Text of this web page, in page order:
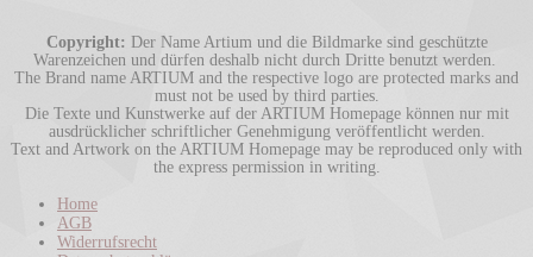
Copyright: Der Name Artium und die Bildmarke sind geschützte
Warenzeichen und dürfen deshalb nicht durch Dritte benutzt werden.
The Brand name ARTIUM and the respective logo are protected marks and
must not be used by third parties.
Die Texte und Kunstwerke auf der ARTIUM Homepage können nur mit
ausdrücklicher schriftlicher Genehmigung veröffentlicht werden.
Text and Artwork on the ARTIUM Homepage may be reproduced only with
the express permission in writing.
Home
AGB
Widerrufsrecht